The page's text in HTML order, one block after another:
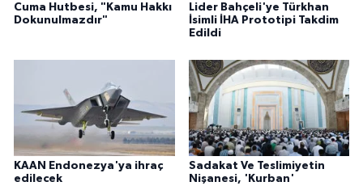
Cuma Hutbesi, "Kamu Hakkı
Dokunulmazdır"
Lider Bahçeli'ye Türkhan
İsimli İHA Prototipi Takdim
Edildi
KAAN Endonezya'ya ihraç
edilecek
Sadakat Ve Teslimiyetin
Nişanesi, 'Kurban'